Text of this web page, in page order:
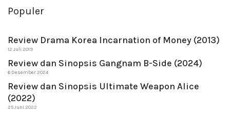
Populer
Review Drama Korea Incarnation of Money (2013)
12 Juli 2019
Review dan Sinopsis Gangnam B-Side (2024)
6 Desember 2024
Review dan Sinopsis Ultimate Weapon Alice
(2022)
25 Juni 2022